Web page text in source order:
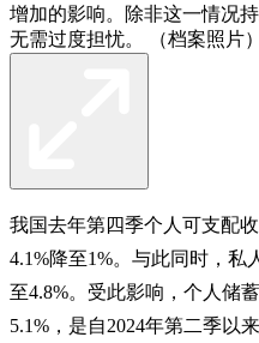
增加的影响。除非这一情况
无需过度担忧。 （档案照片）
我国去年第四季个人可支配
4.1%降至1%。与此同时，私
至4.8%。受此影响，个人储
5.1%，是自2024年第二季以